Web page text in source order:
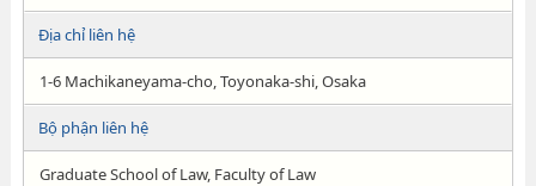
Địa chỉ liên hệ
1-6 Machikaneyama-cho, Toyonaka-shi, Osaka
Bộ phận liên hệ
Graduate School of Law, Faculty of Law